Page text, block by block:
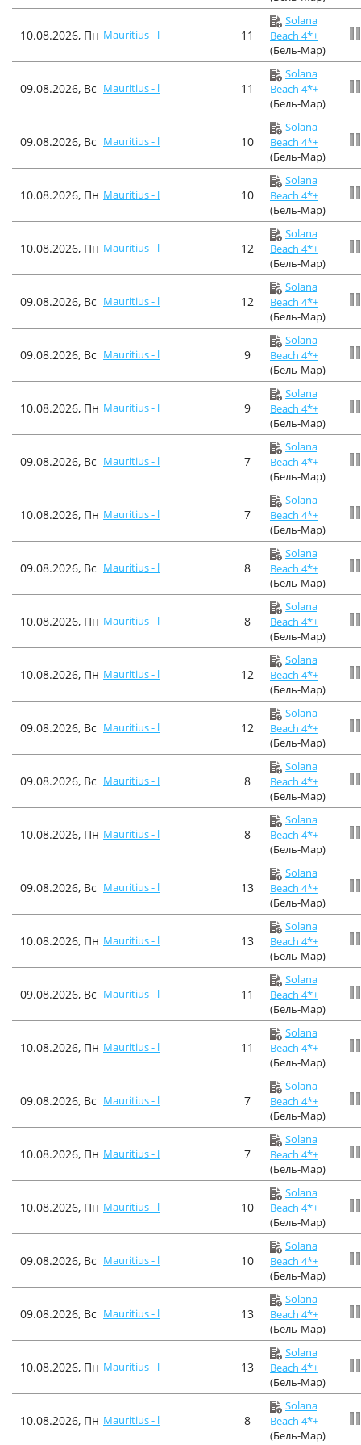
10.08.2026, Пн Mauritius - l 11
Solana
Beach 4*+
(Бель-Мар)
09.08.2026, Вс Mauritius - l 11
Solana
Beach 4*+
(Бель-Мар)
09.08.2026, Вс Mauritius - l 10
Solana
Beach 4*+
(Бель-Мар)
10.08.2026, Пн Mauritius - l 10
Solana
Beach 4*+
(Бель-Мар)
10.08.2026, Пн Mauritius - l 12
Solana
Beach 4*+
(Бель-Мар)
09.08.2026, Вс Mauritius - l 12
Solana
Beach 4*+
(Бель-Мар)
09.08.2026, Вс Mauritius - l 9
Solana
Beach 4*+
(Бель-Мар)
10.08.2026, Пн Mauritius - l 9
Solana
Beach 4*+
(Бель-Мар)
09.08.2026, Вс Mauritius - l 7
Solana
Beach 4*+
(Бель-Мар)
10.08.2026, Пн Mauritius - l 7
Solana
Beach 4*+
(Бель-Мар)
09.08.2026, Вс Mauritius - l 8
Solana
Beach 4*+
(Бель-Мар)
10.08.2026, Пн Mauritius - l 8
Solana
Beach 4*+
(Бель-Мар)
10.08.2026, Пн Mauritius - l 12
Solana
Beach 4*+
(Бель-Мар)
09.08.2026, Вс Mauritius - l 12
Solana
Beach 4*+
(Бель-Мар)
09.08.2026, Вс Mauritius - l 8
Solana
Beach 4*+
(Бель-Мар)
10.08.2026, Пн Mauritius - l 8
Solana
Beach 4*+
(Бель-Мар)
09.08.2026, Вс Mauritius - l 13
Solana
Beach 4*+
(Бель-Мар)
10.08.2026, Пн Mauritius - l 13
Solana
Beach 4*+
(Бель-Мар)
09.08.2026, Вс Mauritius - l 11
Solana
Beach 4*+
(Бель-Мар)
10.08.2026, Пн Mauritius - l 11
Solana
Beach 4*+
(Бель-Мар)
09.08.2026, Вс Mauritius - l 7
Solana
Beach 4*+
(Бель-Мар)
10.08.2026, Пн Mauritius - l 7
Solana
Beach 4*+
(Бель-Мар)
10.08.2026, Пн Mauritius - l 10
Solana
Beach 4*+
(Бель-Мар)
09.08.2026, Вс Mauritius - l 10
Solana
Beach 4*+
(Бель-Мар)
09.08.2026, Вс Mauritius - l 13
Solana
Beach 4*+
(Бель-Мар)
10.08.2026, Пн Mauritius - l 13
Solana
Beach 4*+
(Бель-Мар)
10.08.2026, Пн Mauritius - l 8
Solana
Beach 4*+
(Бель-Мар)